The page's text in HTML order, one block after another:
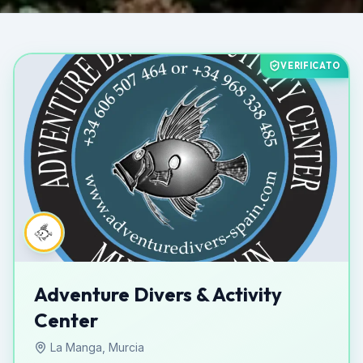
VERIFICATO
Adventure Divers & Activity
Center
La Manga, Murcia